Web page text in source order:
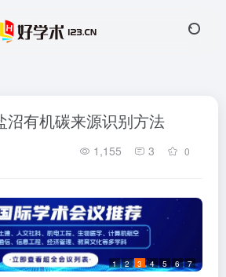
沼有机碳来源识别方法
1,155 3 0
1 2 3 4 5 6 7